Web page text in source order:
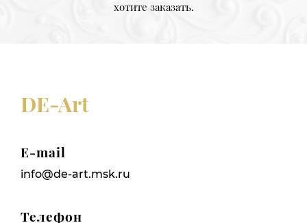
хотите заказать.
DE-Art
E-mail
info@de-art.msk.ru
Телефон